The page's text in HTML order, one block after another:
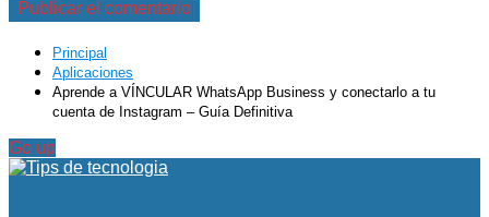
Principal
Aplicaciones
Aprende a VÍNCULAR WhatsApp Business y conectarlo a tu
cuenta de Instagram – Guía Definitiva
Go up